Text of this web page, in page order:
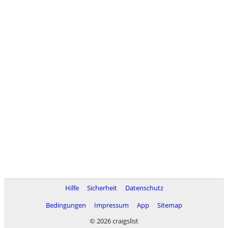
Hilfe Sicherheit
Datenschutz
Bedingungen
Impressum App
Sitemap
© 2026 craigslist